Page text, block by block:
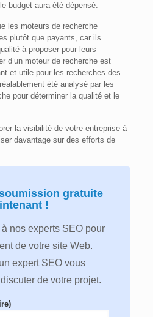
budget aura été dépensé.
les moteurs de recherche
plutôt que payants, car ils
à proposer pour leurs
d’un moteur de recherche est
et utile pour les recherches des
été analysé par les
pour déterminer la qualité et le
la visibilité de votre entreprise à
davantage sur des efforts de
gratuite
!
nos experts SEO pour
de votre site Web.
expert SEO vous
de votre projet.